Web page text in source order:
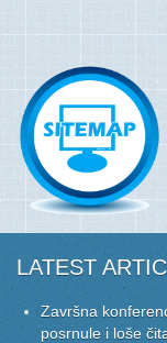
LATEST
Završna
posrnule i loše